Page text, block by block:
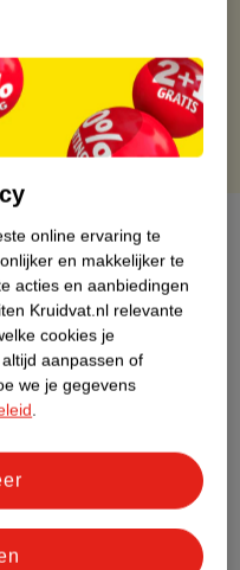
(nog) geen Nature
online ervaring te
en makkelijker te
acties en aanbiedingen
Kruidvat.nl relevante
cookies je
aanpassen of
we je gegevens
.